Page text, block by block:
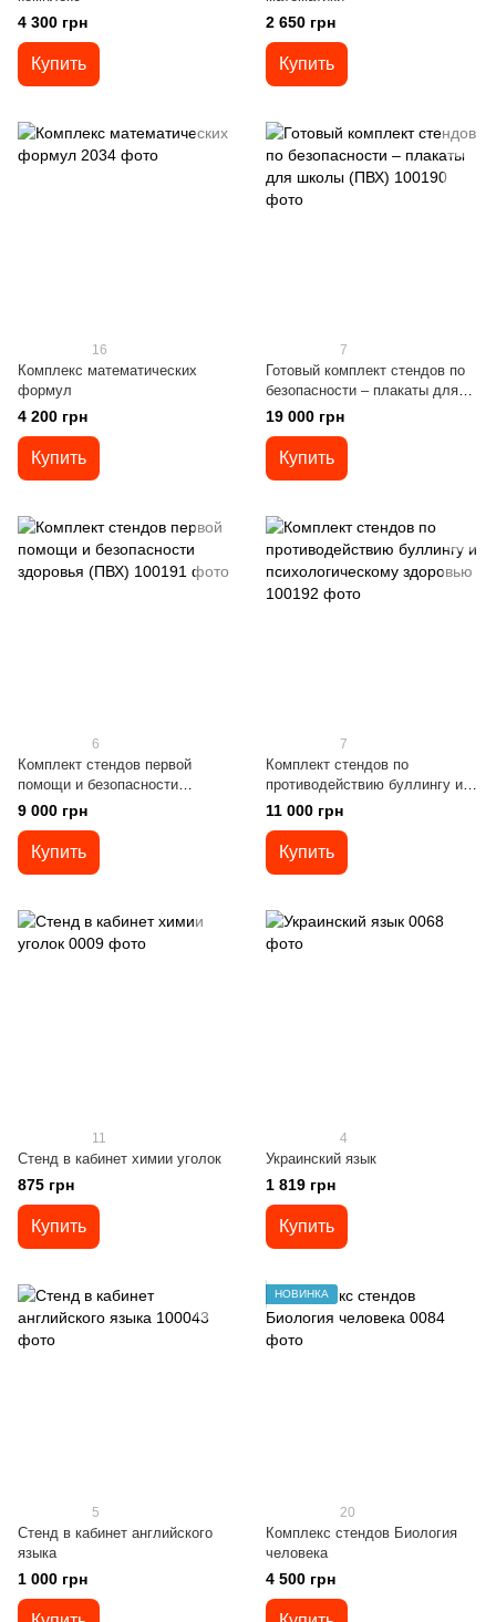
4 300 грн
Купить
2 650 грн
Купить
16
Комплекс математических
формул
4 200 грн
Купить
7
Готовый комплект стендов по
безопасности – плакаты для
школы (ПВХ)
19 000 грн
Купить
6
Комплект стендов первой
помощи и безопасности
здоровья (ПВХ)
9 000 грн
Купить
7
Комплект стендов по
противодействию буллингу и
психологическому здоровью
11 000 грн
Купить
11
Стенд в кабинет химии уголок
875 грн
Купить
4
Украинский язык
1 819 грн
Купить
5
Стенд в кабинет английского
языка
1 000 грн
НОВИНКА
20
Комплекс стендов Биология
человека
4 500 грн